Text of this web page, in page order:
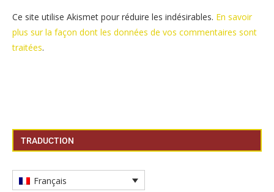
Ce site utilise Akismet pour réduire les indésirables. En savoir
plus sur la façon dont les données de vos commentaires sont
traitées.
TRADUCTION
Français